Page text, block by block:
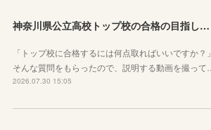
神奈川県公立高校トップ校の合格の目指し方について動画をアップしました
「トップ校に合格するには何点取ればいいですか？」
そんな質問をもらったので、説明する動画を撮って…
2026.07.30 15:05